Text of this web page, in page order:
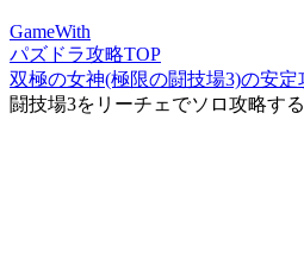
GameWith
パズドラ攻略TOP
双極の女神(極限の闘技場3)の安定
闘技場3をリーチェでソロ攻略す